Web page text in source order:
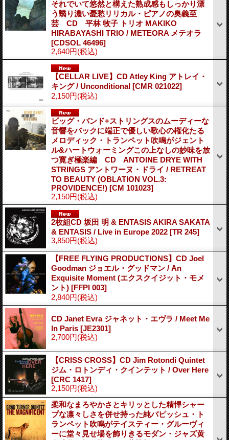
それでいて悠然と構えた熟成感もしっかり漂
う翳り濃い憂愁リリカル・ピアノの奥義至
芸 CD 平林 牧子 トリオ MAKIKO
HIRABAYASHI TRIO / METEORA メテオラ
[CDSOL 46496]
2,640円(税込)
【CELLAR LIVE】CD Atley King アトレイ・
キング / Unconditional [CMR 021022]
2,150円(税込)
ビッグ・バンド+ストリングスのムーディーな
音響をバックに端正で優しい歌心の権化たる
メロディック・トランペット吹鳴がジェント
ル&ハートウォーミングこの上なしの妙味を放
つ寛ぎ極楽編 CD ANTOINE DRYE WITH
STRINGS アントワーヌ・ドライ / RETREAT
TO BEAUTY (OBLATION VOL.3:
PROVIDENCE!) [CM 101023]
2,150円(税込)
2枚組CD 坂田 明 & ENTASIS AKIRA SAKATA
& ENTASIS / Live in Europe 2022 [TR 245]
3,850円(税込)
【FREE FLYING PRODUCTIONS】CD Joel
Goodman ジョエル・グッドマン / An
Exquisite Moment (エクスクイジット・モメ
ント) [FFPI 003]
2,840円(税込)
CD Janet Evra ジャネット・エヴラ / Meet Me
In Paris [JE2301]
2,700円(税込)
【CRISS CROSS】CD Jim Rotondi Quintet
ジム・ロトンディ・クインテット / Over Here
[CRC 1417]
2,150円(税込)
柔和なまろやかさとキリッとした精悍シャー
プな凛々しさを併せ持った純バピッシュ・ト
ランペット吹鳴がテイスティー・グルーヴィ
ーに堂々見せ場を飾りきるモダン・ジャズ黄